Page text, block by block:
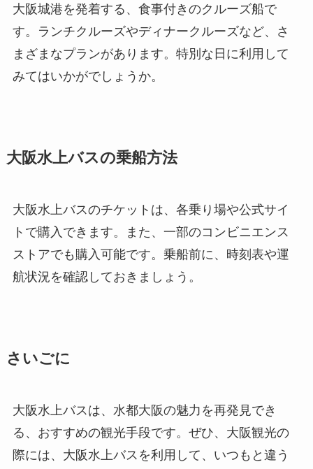
大阪城港を発着する、食事付きのクルーズ船で
す。ランチクルーズやディナークルーズなど、さ
まざまなプランがあります。特別な日に利用して
みてはいかがでしょうか。
大阪水上バスの乗船方法
大阪水上バスのチケットは、各乗り場や公式サイ
トで購入できます。また、一部のコンビニエンス
ストアでも購入可能です。乗船前に、時刻表や運
航状況を確認しておきましょう。
さいごに
大阪水上バスは、水都大阪の魅力を再発見でき
る、おすすめの観光手段です。ぜひ、大阪観光の
際には、大阪水上バスを利用して、いつもと違う